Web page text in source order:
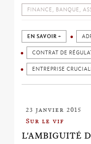
FINANCE, BANQUE,
EN SAVOIR +
CONTRAT DE
ENTREPRISE
23 janvier 2015
Sur le vif
L'AMBIGUITÉ